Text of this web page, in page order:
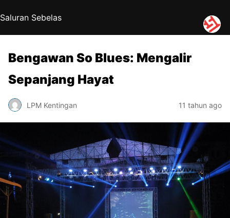
Saluran Sebelas
Bengawan So Blues: Mengalir
Sepanjang Hayat
LPM Kentingan 11 tahun ago